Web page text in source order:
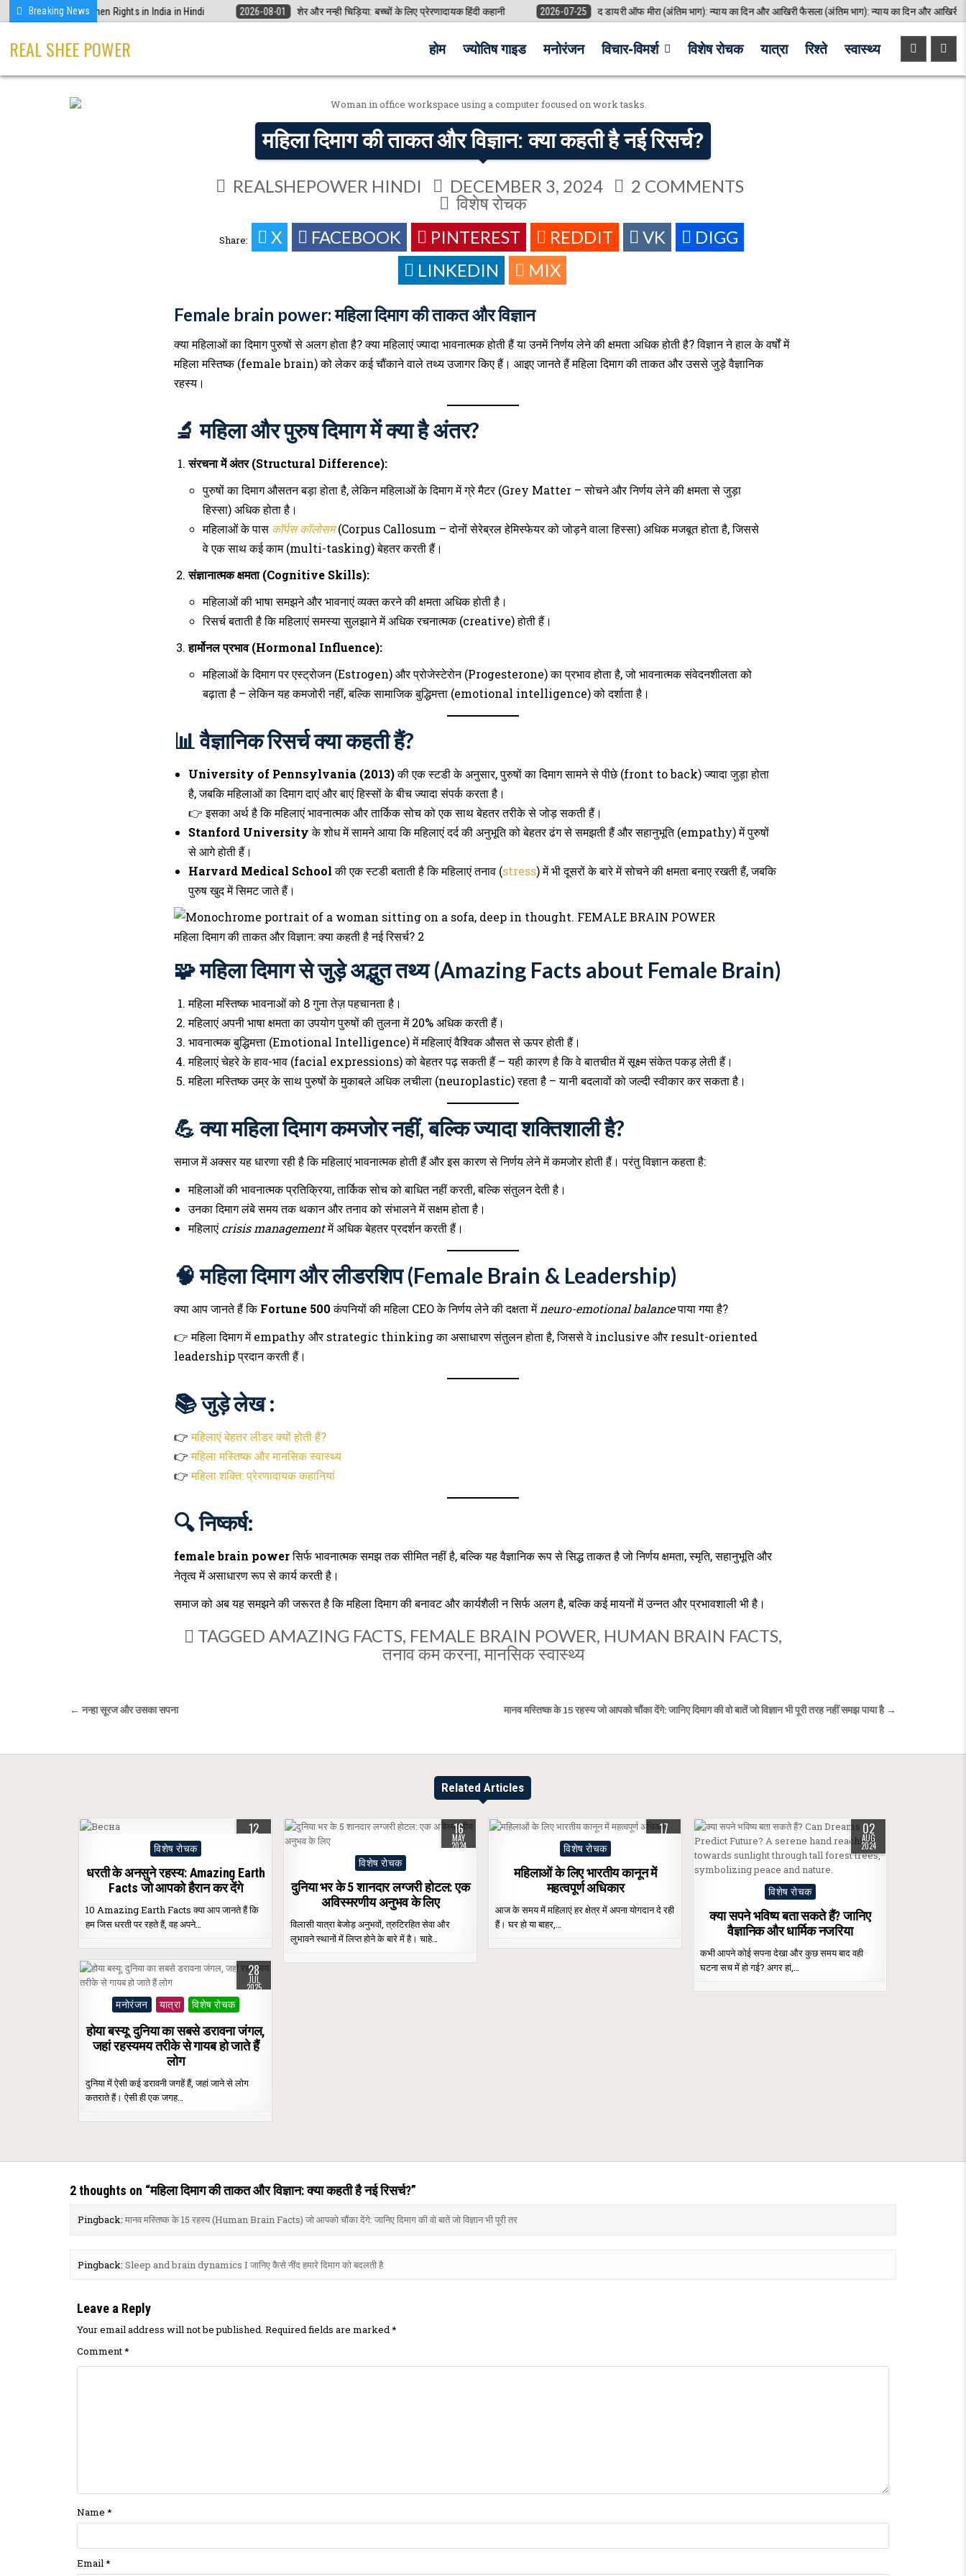
Skip
to
Breaking News
| Women Rights in India in Hindi 2026-08-01 शेर और नन्ही चिड़िया: बच्चों के लिए प्रेरणादायक हिंदी कहानी 2026-07-25 द डायरी ऑफ मीरा (अंतिम भाग): न्याय का दिन और आखिरी फैसला (अंतिम भाग): न्याय का दिन और आखिरी फैसला
REAL SHEE POWER होम ज्योतिष गाइड मनोरंजन विचार-विमर्श विशेष रोचक यात्रा रिश्ते स्वास्थ्य
महिला दिमाग की ताकत और विज्ञान: क्या कहती है नई रिसर्च?
REALSHEPOWER HINDI DECEMBER 3, 2024 2 COMMENTSON
दिमाग
ताकत
है
नई
रिसर्च?
POSTED
IN
विशेष रोचक
Share: X FACEBOOK PINTEREST REDDIT VK
DIGG
LINKEDIN
MIX
Female brain power: महिला दिमाग की ताकत और विज्ञान
क्या महिलाओं का दिमाग पुरुषों से अलग होता है? क्या महिलाएं ज्यादा भावनात्मक होती हैं या उनमें निर्णय लेने की क्षमता अधिक होती है? विज्ञान ने हाल के वर्षों में
महिला मस्तिष्क (female brain) को लेकर कई चौंकाने वाले तथ्य उजागर किए हैं। आइए जानते हैं महिला दिमाग की ताकत और उससे जुड़े वैज्ञानिक
रहस्य।
🔬 महिला और पुरुष दिमाग में क्या है अंतर?
संरचना में अंतर (Structural Difference):
पुरुषों का दिमाग औसतन बड़ा होता है, लेकिन महिलाओं के दिमाग में ग्रे मैटर (Grey Matter – सोचने और निर्णय लेने की क्षमता से जुड़ा
हिस्सा) अधिक होता है।
महिलाओं के पास कॉर्पस कॉलोसम (Corpus Callosum – दोनों सेरेब्रल हेमिस्फेयर को जोड़ने वाला हिस्सा) अधिक मजबूत होता है, जिससे
वे एक साथ कई काम (multi-tasking) बेहतर करती हैं।
संज्ञानात्मक क्षमता (Cognitive Skills):
महिलाओं की भाषा समझने और भावनाएं व्यक्त करने की क्षमता अधिक होती है।
रिसर्च बताती है कि महिलाएं समस्या सुलझाने में अधिक रचनात्मक (creative) होती हैं।
हार्मोनल प्रभाव (Hormonal Influence):
महिलाओं के दिमाग पर एस्ट्रोजन (Estrogen) और प्रोजेस्टेरोन (Progesterone) का प्रभाव होता है, जो भावनात्मक संवेदनशीलता को
बढ़ाता है – लेकिन यह कमजोरी नहीं, बल्कि सामाजिक बुद्धिमत्ता (emotional intelligence) को दर्शाता है।
📊 वैज्ञानिक रिसर्च क्या कहती हैं?
University of Pennsylvania (2013)की एक स्टडी के अनुसार, पुरुषों का दिमाग सामने से पीछे (front to back) ज्यादा जुड़ा होता
है, जबकि महिलाओं का दिमाग दाएं और बाएं हिस्सों के बीच ज्यादा संपर्क करता है।
👉 इसका अर्थ है कि महिलाएं भावनात्मक और तार्किक सोच को एक साथ बेहतर तरीके से जोड़ सकती हैं।
Stanford Universityके शोध में सामने आया कि महिलाएं दर्द की अनुभूति को बेहतर ढंग से समझती हैं और सहानुभूति (empathy) में पुरुषों
से आगे होती हैं।
Harvard Medical Schoolकी एक स्टडी बताती है कि महिलाएं तनाव (stress) में भी दूसरों के बारे में सोचने की क्षमता बनाए रखती हैं, जबकि
पुरुष खुद में सिमट जाते हैं।
महिला दिमाग की ताकत और विज्ञान: क्या कहती है नई रिसर्च? 2
🧩 महिला दिमाग से जुड़े अद्भुत तथ्य (Amazing Facts about Female Brain)
महिला मस्तिष्क भावनाओं को 8 गुना तेज़ पहचानता है।
महिलाएं अपनी भाषा क्षमता का उपयोग पुरुषों की तुलना में 20% अधिक करती हैं।
भावनात्मक बुद्धिमत्ता (Emotional Intelligence) में महिलाएं वैश्विक औसत से ऊपर होती हैं।
महिलाएं चेहरे के हाव-भाव (facial expressions) को बेहतर पढ़ सकती हैं – यही कारण है कि वे बातचीत में सूक्ष्म संकेत पकड़ लेती हैं।
महिला मस्तिष्क उम्र के साथ पुरुषों के मुकाबले अधिक लचीला (neuroplastic) रहता है – यानी बदलावों को जल्दी स्वीकार कर सकता है।
💪 क्या महिला दिमाग कमजोर नहीं, बल्कि ज्यादा शक्तिशाली है?
समाज में अक्सर यह धारणा रही है कि महिलाएं भावनात्मक होती हैं और इस कारण से निर्णय लेने में कमजोर होती हैं। परंतु विज्ञान कहता है:
महिलाओं की भावनात्मक प्रतिक्रिया, तार्किक सोच को बाधित नहीं करती, बल्कि संतुलन देती है।
उनका दिमाग लंबे समय तक थकान और तनाव को संभालने में सक्षम होता है।
महिलाएंcrisis managementमें अधिक बेहतर प्रदर्शन करती हैं।
🧠 महिला दिमाग और लीडरशिप (Female Brain & Leadership)
क्या आप जानते हैं किFortune 500कंपनियों की महिला CEO के निर्णय लेने की दक्षता में neuro-emotional balanceपाया गया है?
👉 महिला दिमाग में empathy और strategic thinking का असाधारण संतुलन होता है, जिससे वे inclusive और result-oriented
leadership प्रदान करती हैं।
📚 जुड़े लेख :
👉महिलाएं बेहतर लीडर क्यों होती हैं?
👉महिला मस्तिष्क और मानसिक स्वास्थ्य
👉महिला शक्ति: प्रेरणादायक कहानियां
🔍 निष्कर्ष:
female brain powerसिर्फ भावनात्मक समझ तक सीमित नहीं है, बल्कि यह वैज्ञानिक रूप से सिद्ध ताकत है जो निर्णय क्षमता, स्मृति, सहानुभूति और
नेतृत्व में असाधारण रूप से कार्य करती है।
समाज को अब यह समझने की जरूरत है कि महिला दिमाग की बनावट और कार्यशैली न सिर्फ अलग है, बल्कि कई मायनों में उन्नत और प्रभावशाली भी है।
TAGGED AMAZING FACTS, FEMALE BRAIN POWER, HUMAN BRAIN FACTS,
तनाव कम करना,मानसिक स्वास्थ्य
Post
मानव मस्तिष्क के 15 रहस्य जो आपको चौंका देंगे: जानिए दिमाग की वो बातें जो विज्ञान भी पूरी तरह नहीं समझ पाया है →
← नन्हा सूरज और उसका सपना
Related Articles
12
Posted
विशेष रोचक
धरती के अनसुने रहस्य: Amazing Earth
Facts जो आपको हैरान कर देंगे
10 Amazing Earth Facts क्या आप जानते हैं कि
हम जिस धरती पर रहते हैं, वह अपने…
16
MAY
2024
Posted
विशेष रोचक
दुनिया भर के 5 शानदार लग्जरी होटल: एक
अविस्मरणीय अनुभव के लिए
विलासी यात्रा बेजोड़ अनुभवों, त्रुटिरहित सेवा और
लुभावने स्थानों में लिप्त होने के बारे में है। चाहे…
17
Posted
विशेष रोचक
महिलाओं के लिए भारतीय कानून में
महत्वपूर्ण अधिकार
आज के समय में महिलाएं हर क्षेत्र में अपना योगदान दे रही
हैं। घर हो या बाहर,…
02
AUG
2024
Posted
विशेष रोचक
क्या सपने भविष्य बता सकते हैं? जानिए
वैज्ञानिक और धार्मिक नजरिया
कभी आपने कोई सपना देखा और कुछ समय बाद वही
घटना सच में हो गई? अगर हां,…
28
JUL
2025
Posted
मनोरंजन यात्रा विशेष रोचक
होया बस्यू: दुनिया का सबसे डरावना जंगल,
जहां रहस्यमय तरीके से गायब हो जाते हैं
लोग
दुनिया में ऐसी कई डरावनी जगहें हैं, जहां जाने से लोग
कतराते हैं। ऐसी ही एक जगह…
2 thoughts on “महिला दिमाग की ताकत और विज्ञान: क्या कहती है नई रिसर्च?”
Pingback:मानव मस्तिष्क के 15 रहस्य (Human Brain Facts) जो आपको चौंका देंगे: जानिए दिमाग की वो बातें जो विज्ञान भी पूरी तर
Pingback:Sleep and brain dynamics I जानिए कैसे नींद हमारे दिमाग को बदलती है
Leave a Reply
Your email address will not be published. Required fields are marked*
Comment*
Name *
Email *